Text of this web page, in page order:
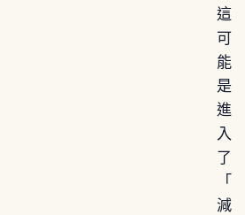
這
可
能
是
進
入
了
「
減